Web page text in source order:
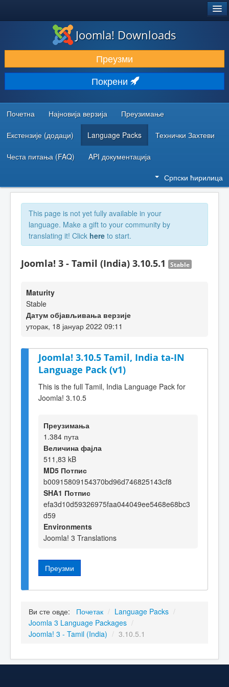
ПРЕУЗИМАЊЕ И ПРОШИРЕЊА (ЕКСТЕНЗИЈЕ)
ОТКРИЈТЕ И НАУЧИТЕ
ЗАЈЕДНИЦА И ПОДРШКА
РЕСУРСИ ЗА РАЗВОЈ
Joomla! Downloads
Преузми
Покрени
Почетна Најновија верзија Преузимање
Екстензије (додаци) Language Packs Технички Захтеви
Честа питања (FAQ) API документација
Српски ћирилица
This page is not yet fully available in your
language. Make a gift to your community by
translating it! Click here to start.
Joomla! 3 - Tamil (India) 3.10.5.1 Stable
Maturity
Stable
Датум објављивања верзије
уторак, 18 јануар 2022 09:11
Joomla! 3.10.5 Tamil, India ta-IN
Language Pack (v1)
This is the full Tamil, India Language Pack for
Joomla! 3.10.5
Преузимања
1.384 пута
Величина фајла
511,83 kB
MD5 Потпис
b00915809154370bd96d746825143cf8
SHA1 Потпис
efa3d10d59326975faa044049ee5468e68bc3
d59
Environments
Joomla! 3 Translations
Преузми
Ви сте овде: Почетак / Language Packs /
Joomla 3 Language Packages /
Joomla! 3 - Tamil (India) / 3.10.5.1